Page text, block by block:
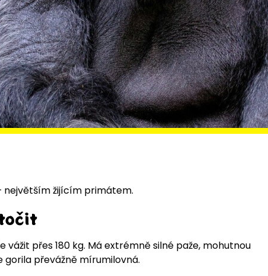
největším žijícím primátem.
přes 180 kg. Má extrémně silné paže, mohutnou
převážně mírumilovná.